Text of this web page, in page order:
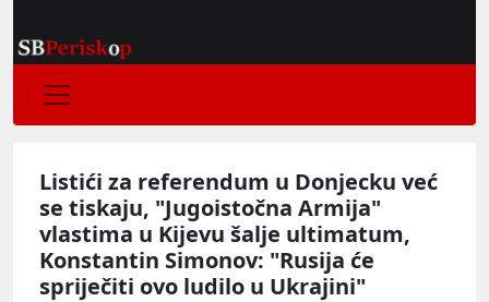
Listići za referendum u Donjecku već
se tiskaju, "Jugoistočna Armija"
vlastima u Kijevu šalje ultimatum,
Konstantin Simonov: "Rusija će
spriječiti ovo ludilo u Ukrajini"